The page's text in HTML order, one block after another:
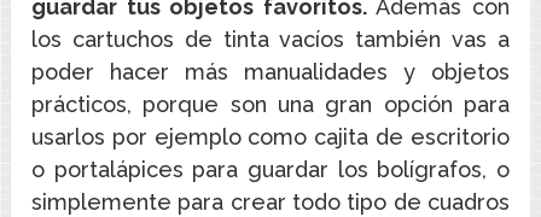
guardar tus objetos favoritos.Además con
los cartuchos de tinta vacíos también vas a
poder hacer más manualidades y objetos
prácticos, porque son una gran opción para
usarlos por ejemplo como cajita de escritorio
o portalápices para guardar los bolígrafos, o
simplemente para crear todo tipo de cuadros